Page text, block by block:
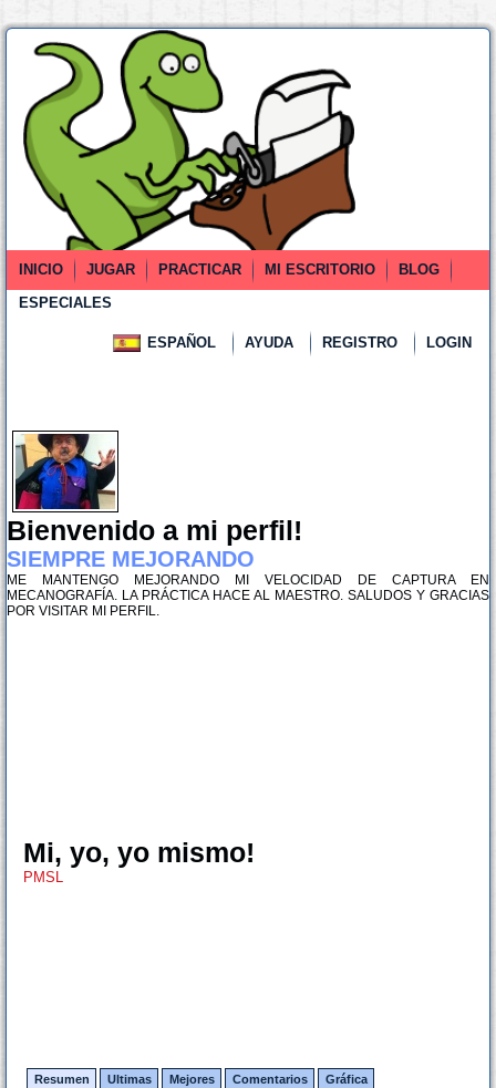
INICIO JUGAR PRACTICAR MI ESCRITORIO
BLOG
ESPECIALES
ESPAÑOL AYUDA REGISTRO LOGIN
Bienvenido a mi perfil!
SIEMPRE MEJORANDO
ME MANTENGO MEJORANDO MI VELOCIDAD DE CAPTURA EN
MECANOGRAFÍA. LA PRÁCTICA HACE AL MAESTRO. SALUDOS Y GRACIAS
POR VISITAR MI PERFIL.
Mi, yo, yo mismo!
PMSL
Resumen Ultimas Mejores Comentarios Gráfica